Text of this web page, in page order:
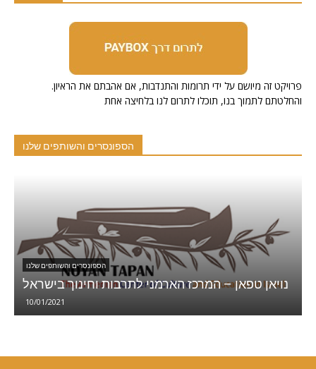
.פרויקט זה מיושם על ידי תרומות והתנדבות, אם אהבתם את הראיון
והחלטתם לתמוך בנו, תוכלו לתרום לנו בלחיצה אחת
הספונסרים והשותפים שלנו
הספונסרים והשותפים שלנו
נויאן טפאן – המרכז הארמני לתרבות וחינוך בישראל
10/01/2021